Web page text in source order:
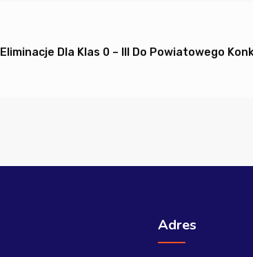
Eliminacje Dla Klas 0 – III Do Powiatowego
Adres